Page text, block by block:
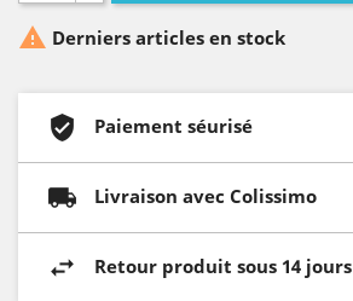
 Derniers articles en stock
Paiement séurisé
Livraison avec Colissimo
Retour produit sous 14 jours